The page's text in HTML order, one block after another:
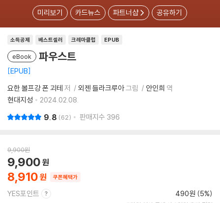
미리보기 카드뉴스 파트너샵 공유하기
소득공제 베스트셀러 크레마클럽 EPUB
eBook 파우스트
EPUB
요한 볼프강 폰 괴테 저 외젠 들라크루아그림 안인희 역
현대지성
2024.02.08.
9.8 62 판매지수 396
9,900원
8,910
9,900
쿠폰혜택가
YES포인트 490원 (5%)